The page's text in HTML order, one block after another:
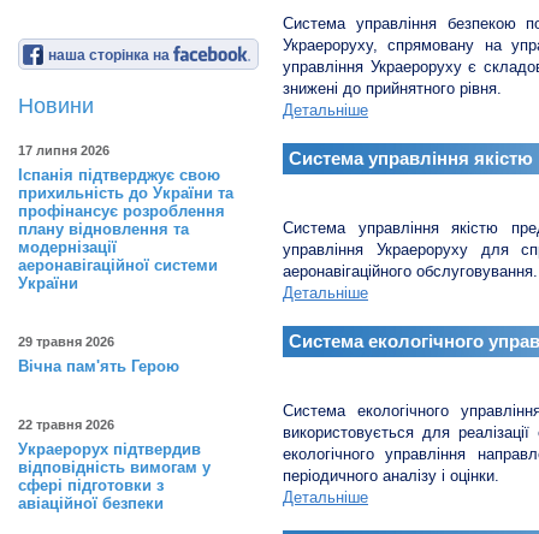
наша сторінка на
Новини
17 липня 2026
Іспанія підтверджує свою
прихильність до України та
профінансує розроблення
плану відновлення та
модернізації
аеронавігаційної системи
України
29 травня 2026
Вічна пам'ять Герою
22 травня 2026
Украерорух підтвердив
відповідність вимогам у
сфері підготовки з
авіаційної безпеки
Система управління безпекою
Украероруху, спрямовану на
управління Украероруху є
знижені до прийнятного рівня.
Детальніше
Система управління якістю
Система управління якістю
управління Украероруху для
аеронавігаційного обслуговування.
Детальніше
Система екологічного
Система екологічного
використовується для
екологічного управління
періодичного аналізу і оцінки.
Детальніше